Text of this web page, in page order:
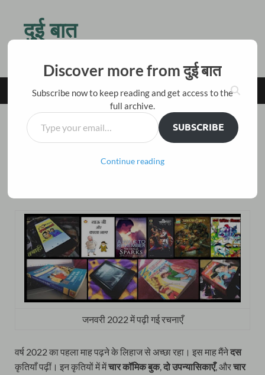
दुई बात
MAIN MENU
किताबी बातें
जनवरी 2022 में पढ़ी गई रचनाएँ
जनवरी 2022 में पढ़ी गई रचनाएँ
वर्ष 2022 का पहला माह पढ़ने के लिहाज से अच्छा रहा। इस माह मैंनेदस
कृतियाँ पढ़ीं। इन कृतियों में मेंचार कॉमिक बुक,दो उपन्यासिकाएँ, औरचार
Discover more from दुई बात
Subscribe now to keep reading and get access to the
full archive.
SUBSCRIBE
Continue reading